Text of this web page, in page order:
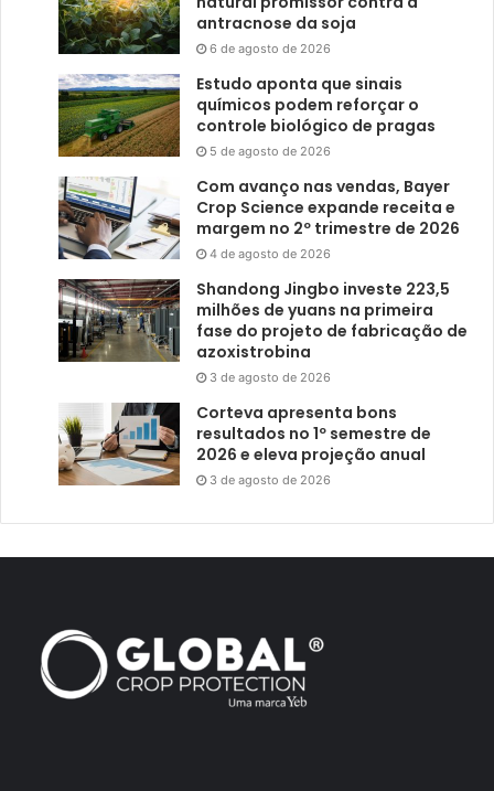
antracnose da soja
6 de agosto de 2026
Estudo aponta que sinais
químicos podem reforçar o
controle biológico de pragas
5 de agosto de 2026
Com avanço nas vendas, Bayer
Crop Science expande receita e
margem no 2º trimestre de 2026
4 de agosto de 2026
Shandong Jingbo investe 223,5
milhões de yuans na primeira
fase do projeto de fabricação de
azoxistrobina
3 de agosto de 2026
Corteva apresenta bons
resultados no 1º semestre de
2026 e eleva projeção anual
3 de agosto de 2026